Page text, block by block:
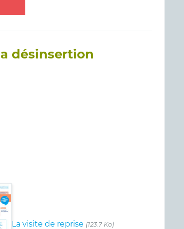
désinsertion
La visite de reprise (123.7 Ko)